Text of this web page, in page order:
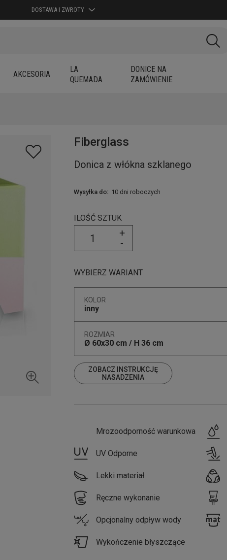
DOSTAWA I ZWROTY
AKCESORIA
LA
QUEMADA
DONICE NA
ZAMÓWIENIE
Fiberglass
Donica z włókna szklanego
Wysyłka do: 10 dni roboczych
ILOŚĆ SZTUK
+
-
WYBIERZ WARIANT
KOLOR
inny
ROZMIAR
Ø 60x30 cm / H 36 cm
ZOBACZ INSTRUKCJĘ
NASADZENIA
Mrozoodporność warunkowa
UV Odporne
Lekki materiał
Ręczne wykonanie
Opcjonalny odpływ wody
Wykończenie błyszczące